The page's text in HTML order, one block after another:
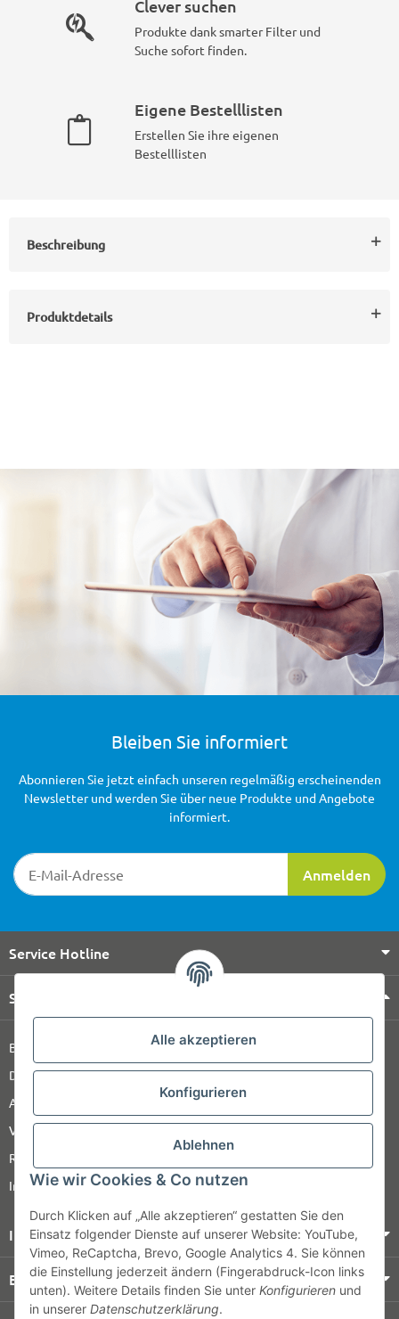
Alle akzeptieren
Konfigurieren
Ablehnen
Wie wir Cookies & Co nutzen
Durch Klicken auf „Alle akzeptieren“ gestatten Sie den
Einsatz folgender Dienste auf unserer Website: YouTube,
Vimeo, ReCaptcha, Brevo, Google Analytics 4. Sie können
die Einstellung jederzeit ändern (Fingerabdruck-Icon links
unten). Weitere Details finden Sie unter Konfigurieren und
in unserer Datenschutzerklärung.
Clever suchen
Produkte dank smarter Filter und
Suche sofort finden.
Eigene Bestelllisten
Erstellen Sie ihre eigenen
Bestelllisten
Beschreibung
Produktdetails
Bleiben Sie informiert
Newsletter-Registrierung
Anmelden
Abonnieren Sie jetzt einfach unseren regelmäßig erscheinenden
Newsletter und werden Sie über neue Produkte und Angebote
informiert.
Service Hotline
Shop Service
Barrierefreiheitserklärung
Datenschutz
AGB
Versandinformationen
Retour
Impressum
Informationen
Bezahlung & Versand